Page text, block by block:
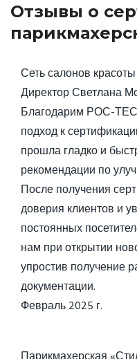
Отзывы о
Сеть салонов
Директор Светлана
Благодарим РОС-
подход к
прошла гладко и
рекомендации по
После получения
доверия клиентов и
постоянных
нам при открытии
упростив получение
документации.
Февраль 2025 г.